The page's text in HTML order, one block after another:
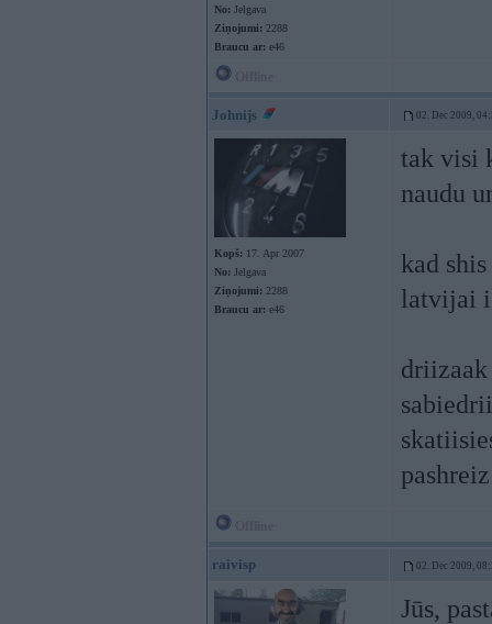
No: Jelgava
Ziņojumi: 2288
Braucu ar: e46
Johnijs 02. Dec 2009,
Kopš: 17. Apr 2007
No: Jelgava
Ziņojumi: 2288
Braucu ar: e46
tak visi
naudu
kad
latvijai
raivisp 02. Dec 2009,
Jūs,